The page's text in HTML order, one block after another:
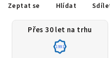
Zeptat se Hlídat
Přes 30 let na trhu
1991